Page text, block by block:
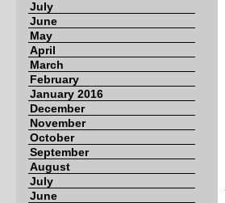
July
June
May
April
March
February
January 2016
December
November
October
September
August
July
June